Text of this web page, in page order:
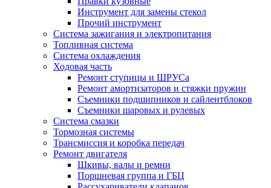
Инструмент для замены стекол
Прочий инструмент
Система зажигания и электропитания
Топливная система
Система охлаждения
Ходовая часть
Ремонт ступицы и ШРУСа
Ремонт амортизаторов и стяжки пружин
Съемники подшипников и сайлентблоков
Съемники шаровых и рулевых
Система смазки
Тормозная системы
Трансмиссия и коробка передач
Ремонт двигателя
Шкивы, валы и ремни
Поршневая группа и ГБЦ